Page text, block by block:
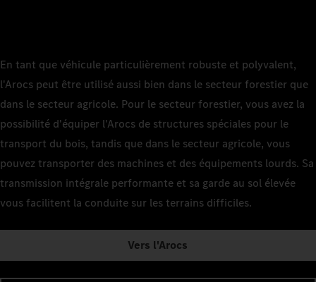
En tant que véhicule particulièrement robuste et polyvalent,
l'Arocs peut être utilisé aussi bien dans le secteur forestier que
dans le secteur agricole. Pour le secteur forestier, vous avez la
possibilité d'équiper l'Arocs de structures spéciales pour le
transport du bois, tandis que dans le secteur agricole, vous
pouvez transporter des machines et des équipements lourds. Sa
transmission intégrale performante et sa garde au sol élevée
vous facilitent la conduite sur les terrains difficiles.
Vers l'Arocs